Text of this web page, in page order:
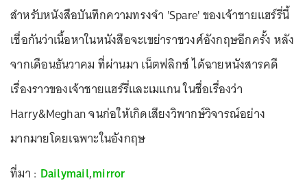
สำหรับหนังสือบันทึกความทรงจำ 'Spare' ของเจ้าชายแฮร์รี่นี้
เชื่อกันว่าเนื้อหาในหนังสือจะเขย่าราชวงศ์อังกฤษอีกครั้ง หลัง
จากเดือนธันวาคม ที่ผ่านมา เน็ตฟลิกซ์ ได้ฉายหนังสารคดี
เรื่องราวของเจ้าชายแฮร์รี่และเมแกน ในชื่อเรื่องว่า
Harry&Meghan จนก่อให้เกิดเสียงวิพากษ์วิจารณ์อย่าง
มากมายโดยเฉพาะในอังกฤษ
ที่มา : Dailymail,mirror